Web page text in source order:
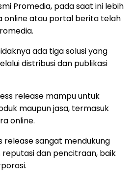
Promedia, pada saat ini lebih
online atau portal berita telah
ada tiga solusi yang
distribusi dan publikasi
release mampu untuk
maupun jasa, termasuk
online.
release sangat mendukung
dan pencitraan, baik